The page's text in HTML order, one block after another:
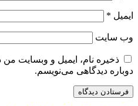
ایمیل *
وب‌ سایت
ذخیره نام، ایمیل و وبسایت
دوباره دیدگاهی می‌نویسم.